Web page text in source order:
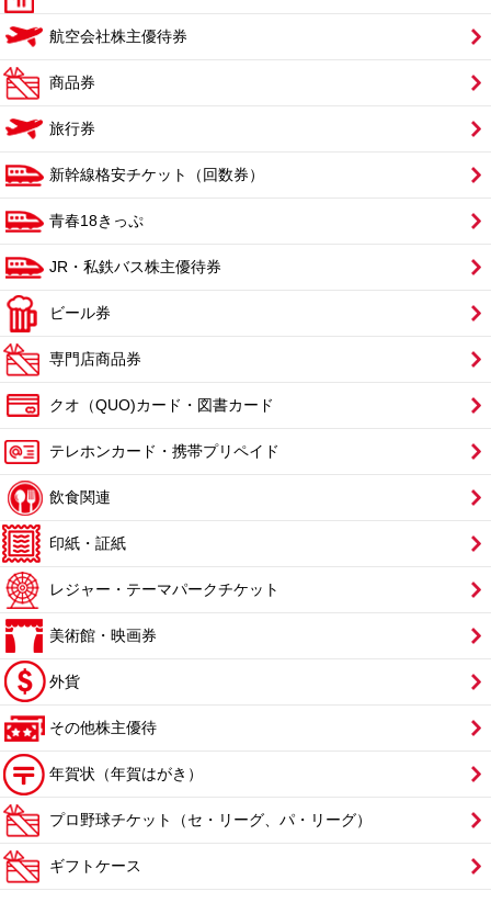
航空会社株主優待券
商品券
旅行券
新幹線格安チケット（回数券）
青春18きっぷ
JR・私鉄バス株主優待券
ビール券
専門店商品券
クオ（QUO)カード・図書カード
テレホンカード・携帯プリペイド
飲食関連
印紙・証紙
レジャー・テーマパークチケット
美術館・映画券
外貨
その他株主優待
年賀状（年賀はがき）
プロ野球チケット（セ・リーグ、パ・リーグ）
ギフトケース